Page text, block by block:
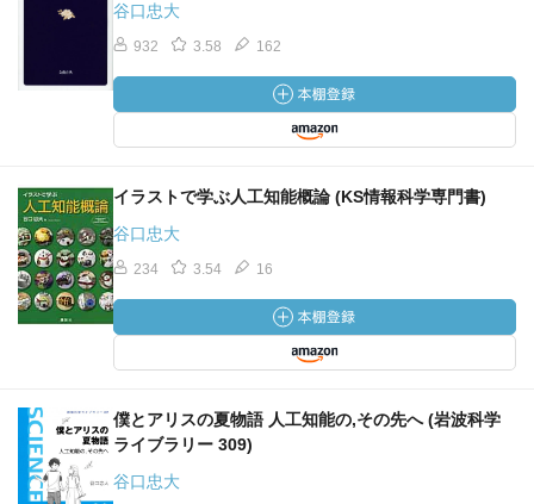
谷口忠大
932 3.58 162
イラストで学ぶ人工知能概論 (KS情報科学専門書)
谷口忠大
234 3.54 16
僕とアリスの夏物語 人工知能の,その先へ (岩波科学
ライブラリー 309)
谷口忠大